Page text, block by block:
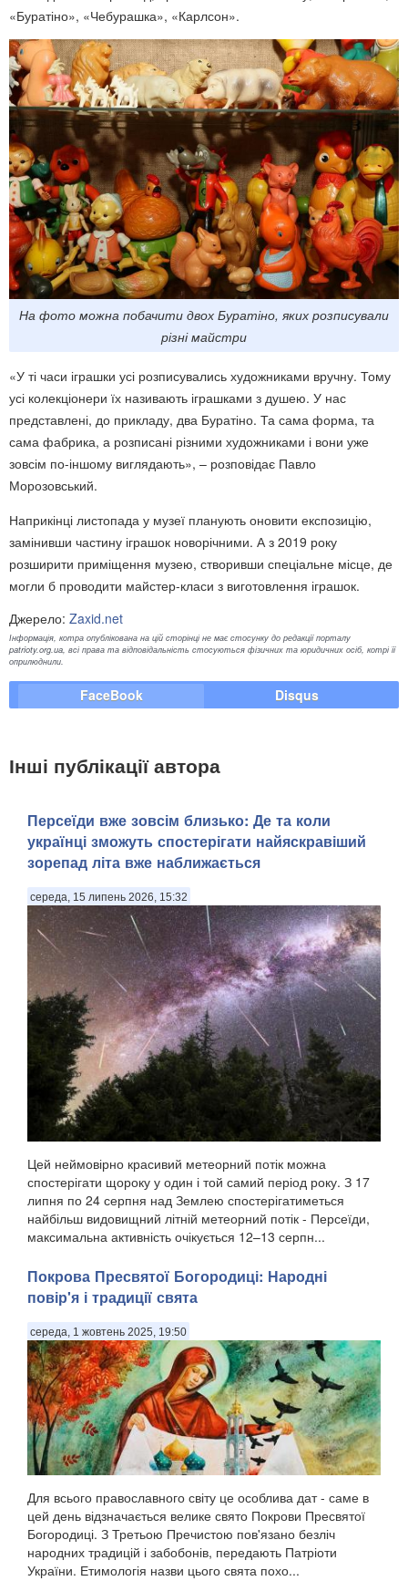
«Буратіно», «Чебурашка», «Карлсон».
На фото можна побачити двох Буратіно, яких розписували
різні майстри
«У ті часи іграшки усі розписувались художниками вручну. Тому
усі колекціонери їх називають іграшками з душею. У нас
представлені, до прикладу, два Буратіно. Та сама форма, та
сама фабрика, а розписані різними художниками і вони уже
зовсім по-іншому виглядають», – розповідає Павло
Морозовський.
Наприкінці листопада у музеї планують оновити експозицію,
замінивши частину іграшок новорічними. А з 2019 року
розширити приміщення музею, створивши спеціальне місце, де
могли б проводити майстер-класи з виготовлення іграшок.
Джерело: Zaxid.net
Інформація, котра опублікована на цій сторінці не має стосунку до редакції порталу
patrioty.org.ua, всі права та відповідальність стосуються фізичних та юридичних осіб, котрі її
оприлюднили.
FaceBook Disqus
Інші публікації автора
Персеїди вже зовсім близько: Де та коли
українці зможуть спостерігати найяскравіший
зорепад літа вже наближається
середа, 15 липень 2026, 15:32
Цей неймовірно красивий метеорний потік можна
спостерігати щороку у один і той самий період року. З 17
липня по 24 серпня над Землею спостерігатиметься
найбільш видовищний літній метеорний потік - Персеїди,
максимальна активність очікується 12–13 серпн...
Покрова Пресвятої Богородиці: Народні
повір'я і традиції свята
середа, 1 жовтень 2025, 19:50
Для всього православного світу це особлива дат - саме в
цей день відзначається велике свято Покрови Пресвятої
Богородиці. З Третьою Пречистою пов'язано безліч
народних традицій і забобонів, передають Патріоти
України. Етимологія назви цього свята похо...